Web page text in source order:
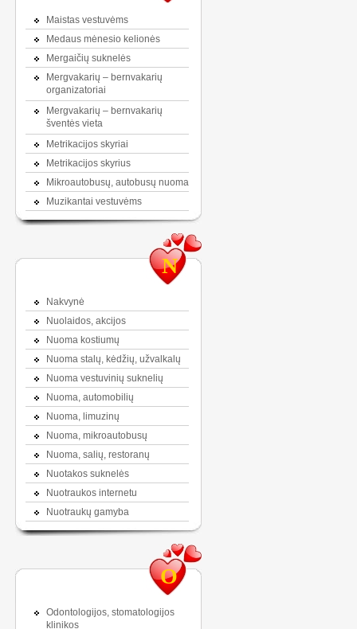
Maistas vestuvėms
Medaus mėnesio kelionės
Mergaičių suknelės
Mergvakarių – bernvakarių
organizatoriai
Mergvakarių – bernvakarių
šventės vieta
Metrikacijos skyriai
Metrikacijos skyrius
Mikroautobusų, autobusų nuoma
Muzikantai vestuvėms
N
Nakvynė
Nuolaidos, akcijos
Nuoma kostiumų
Nuoma stalų, kėdžių, užvalkalų
Nuoma vestuvinių suknelių
Nuoma, automobilių
Nuoma, limuzinų
Nuoma, mikroautobusų
Nuoma, salių, restoranų
Nuotakos suknelės
Nuotraukos internetu
Nuotraukų gamyba
O
Odontologijos, stomatologijos
klinikos